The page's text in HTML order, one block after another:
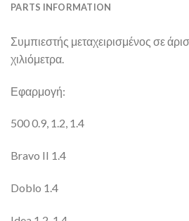
PARTS INFORMATION
Συμπιεστής μεταχειρισμένος σε
χιλιόμετρα.
Εφαρμογή:
500 0.9, 1.2, 1.4
Bravo II 1.4
Doblo 1.4